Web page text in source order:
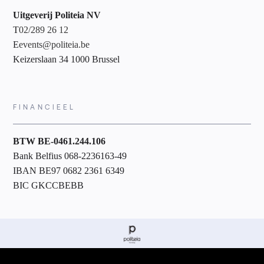
Uitgeverij Politeia NV
T02/289 26 12
Eevents@politeia.be
Keizerslaan 34 1000 Brussel
FINANCIEEL
BTW BE-0461.244.106
Bank Belfius 068-2236163-49
IBAN BE97 0682 2361 6349
BIC GKCCBEBB